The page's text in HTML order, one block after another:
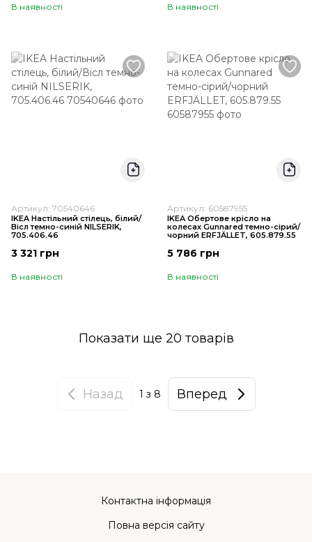
В наявності В наявності
Артикул: 70540646
IKEA Настільний стілець, білий/
Вісл темно-синій NILSERIK,
705.406.46
3 321 грн
В наявності
Артикул: 60587955
IKEA Обертове крісло на
колесах Gunnared темно-сірий/
чорний ERFJÄLLET, 605.879.55
5 786 грн
В наявності
Показати ще 20 товарів
Назад 1 з 8 Вперед
Контактна інформація
Повна версія сайту